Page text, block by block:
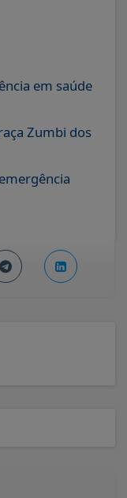
em saúde
Zumbi dos